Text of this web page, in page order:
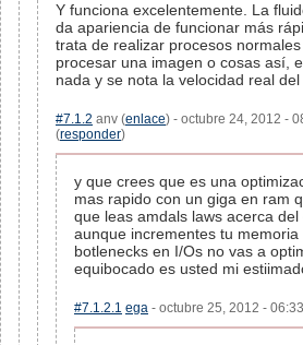
Y funciona excelentemente. La
da apariencia de funcionar más
trata de realizar procesos
procesar una imagen o cosas así,
nada y se nota la velocidad real del
#7.1.2 anv (enlace) - octubre 24, 2012 -
(responder)
y que crees que es una
mas rapido con un giga en ram
que leas amdals laws acerca del
aunque incrementes tu
botlenecks en I/Os no vas a
equibocado es usted mi
#7.1.2.1 ega - octubre 25, 2012 -